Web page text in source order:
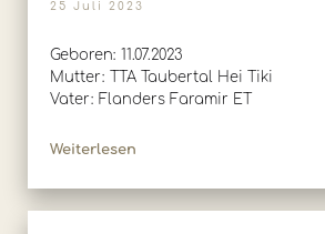
25 Juli 2023
Geboren: 11.07.2023
Mutter: TTA Taubertal Hei Tiki
Vater: Flanders Faramir ET
Weiterlesen